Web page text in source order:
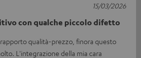
con qualche piccolo difetto
qualità-prezzo, finora questo
L'integrazione della mia cara
15/03/2026